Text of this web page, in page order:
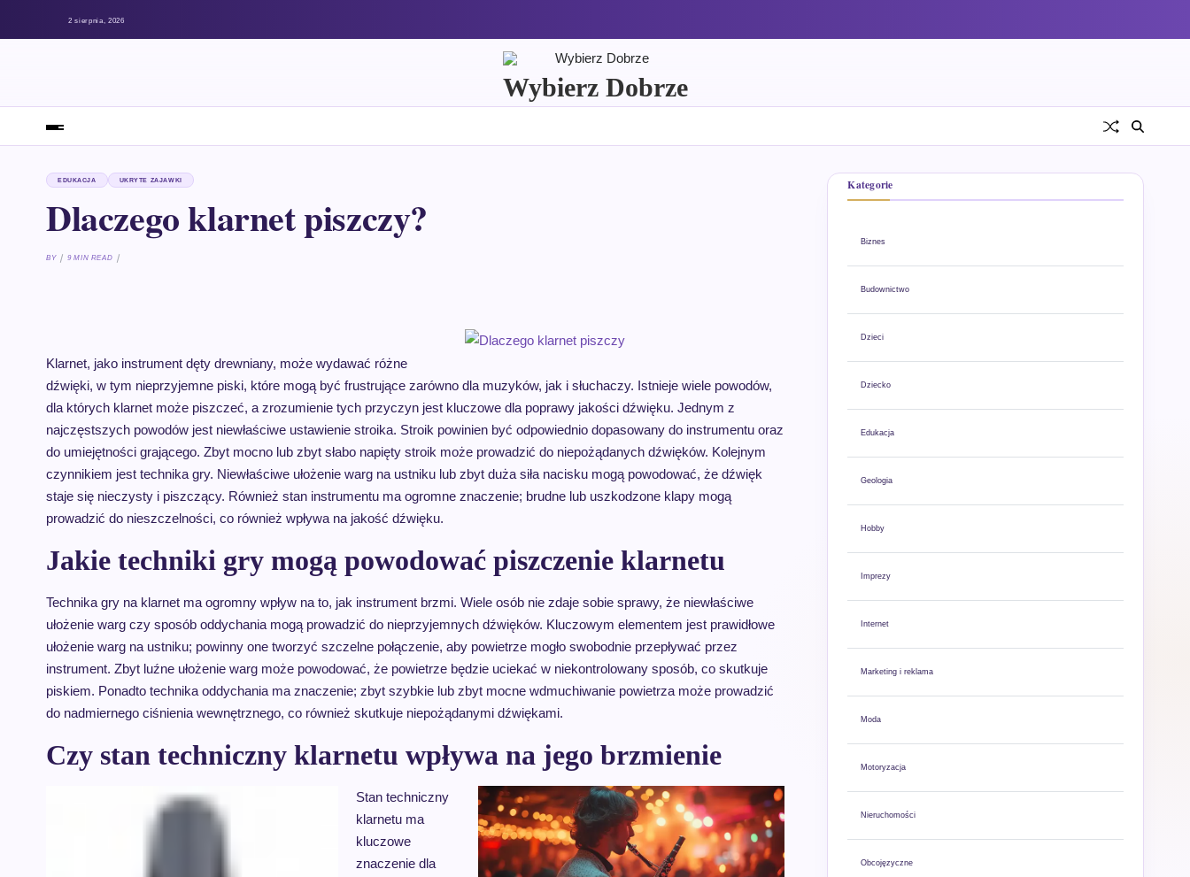
2 sierpnia, 2026
Wybierz Dobrze
EDUKACJA UKRYTE ZAJAWKI
Dlaczego klarnet piszczy?
BY 9 MIN READ
Klarnet, jako instrument dęty drewniany, może wydawać różne
dźwięki, w tym nieprzyjemne piski, które mogą być frustrujące zarówno dla muzyków, jak i słuchaczy. Istnieje wiele powodów,
dla których klarnet może piszczeć, a zrozumienie tych przyczyn jest kluczowe dla poprawy jakości dźwięku. Jednym z
najczęstszych powodów jest niewłaściwe ustawienie stroika. Stroik powinien być odpowiednio dopasowany do instrumentu oraz
do umiejętności grającego. Zbyt mocno lub zbyt słabo napięty stroik może prowadzić do niepożądanych dźwięków. Kolejnym
czynnikiem jest technika gry. Niewłaściwe ułożenie warg na ustniku lub zbyt duża siła nacisku mogą powodować, że dźwięk
staje się nieczysty i piszczący. Również stan instrumentu ma ogromne znaczenie; brudne lub uszkodzone klapy mogą
prowadzić do nieszczelności, co również wpływa na jakość dźwięku.
Jakie techniki gry mogą powodować piszczenie klarnetu
Technika gry na klarnet ma ogromny wpływ na to, jak instrument brzmi. Wiele osób nie zdaje sobie sprawy, że niewłaściwe
ułożenie warg czy sposób oddychania mogą prowadzić do nieprzyjemnych dźwięków. Kluczowym elementem jest prawidłowe
ułożenie warg na ustniku; powinny one tworzyć szczelne połączenie, aby powietrze mogło swobodnie przepływać przez
instrument. Zbyt luźne ułożenie warg może powodować, że powietrze będzie uciekać w niekontrolowany sposób, co skutkuje
piskiem. Ponadto technika oddychania ma znaczenie; zbyt szybkie lub zbyt mocne wdmuchiwanie powietrza może prowadzić
do nadmiernego ciśnienia wewnętrznego, co również skutkuje niepożądanymi dźwiękami.
Czy stan techniczny klarnetu wpływa na jego brzmienie
Stan techniczny
klarnetu ma
kluczowe
znaczenie dla
Kategorie
Biznes
Budownictwo
Dzieci
Dziecko
Edukacja
Geologia
Hobby
Imprezy
Internet
Marketing i reklama
Moda
Motoryzacja
Nieruchomości
Obcojęzyczne